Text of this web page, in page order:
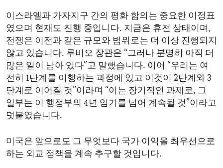
이스라엘과 가자지구 간의 평화 합의는 중요한 이정표
였으며 현재도 진행 중입니다. 지금은 휴전 상태이며,
전쟁은 이전과 같은 규모와 범위로는 더 이상 진행되지
않고 있습니다. 루비오 장관은 “그러나 분명히 아직 더
많은 일이 남아 있다”고 말했습니다. 이어 “우리는 여
전히 1단계를 이행하는 과정에 있고 이것이 2단계와 3
단계로 이어질 것”이라며 “이는 장기적인 과제로, 그
일부는 이 행정부의 4년 임기를 넘어 계속될 것”이라고
덧붙였습니다.
미국은 앞으로도 그 무엇보다 국가 이익을 최우선으로
하는 외교 정책을 계속 추구할 것입니다.